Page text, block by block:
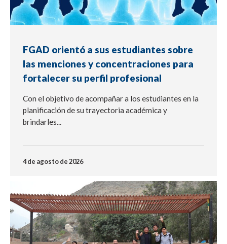
FGAD orientó a sus estudiantes sobre
las menciones y concentraciones para
fortalecer su perfil profesional
Con el objetivo de acompañar a los estudiantes en la
planificación de su trayectoria académica y
brindarles...
4 de agosto de 2026
NOTICIA